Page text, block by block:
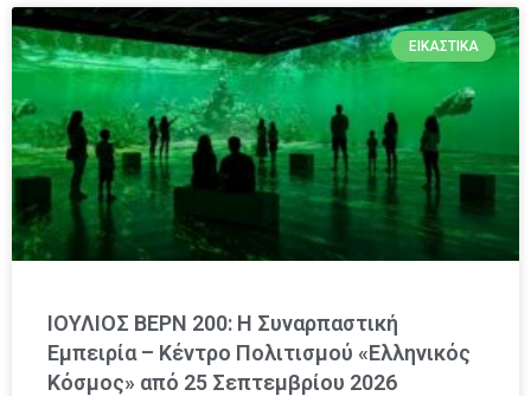
ΕΙΚΑΣΤΙΚΆ
ΙΟΥΛΙΟΣ ΒΕΡΝ 200: Η Συναρπαστική
Εμπειρία – Κέντρο Πολιτισμού «Ελληνικός
Κόσμος» από 25 Σεπτεμβρίου 2026